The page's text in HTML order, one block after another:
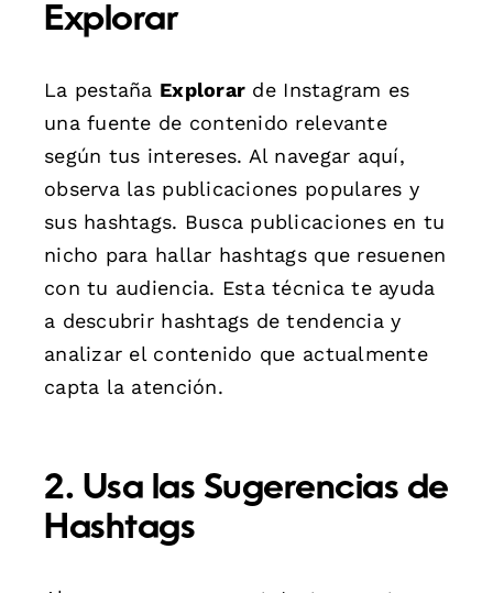
Explorar
La pestaña Explorar de Instagram es
una fuente de contenido relevante
según tus intereses. Al navegar aquí,
observa las publicaciones populares y
sus hashtags. Busca publicaciones en tu
nicho para hallar hashtags que resuenen
con tu audiencia. Esta técnica te ayuda
a descubrir hashtags de tendencia y
analizar el contenido que actualmente
capta la atención.
2. Usa las Sugerencias de
Hashtags